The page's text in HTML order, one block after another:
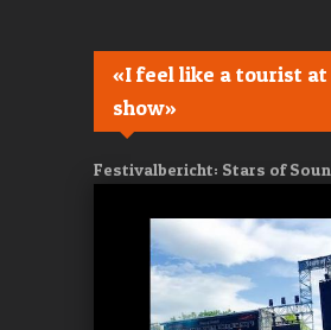
«I feel like a tourist
show»
Festivalbericht: Stars of